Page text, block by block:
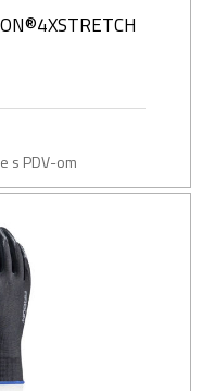
s PDV-om